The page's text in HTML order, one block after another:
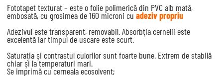
Fototapet texturat – este o folie polimerică din PVC alb mată,
embosată, cu grosimea de 160 microni cu adeziv propriu
Adezivul este transparent, removabil. Absorbția cernelii este
excelentă iar timpul de uscare este scurt.
Saturația și contrastul culorilor sunt foarte bune. Extrem de stabilă
chiar și la temperaturi mari.
Se imprimă cu cerneala ecosolvent;